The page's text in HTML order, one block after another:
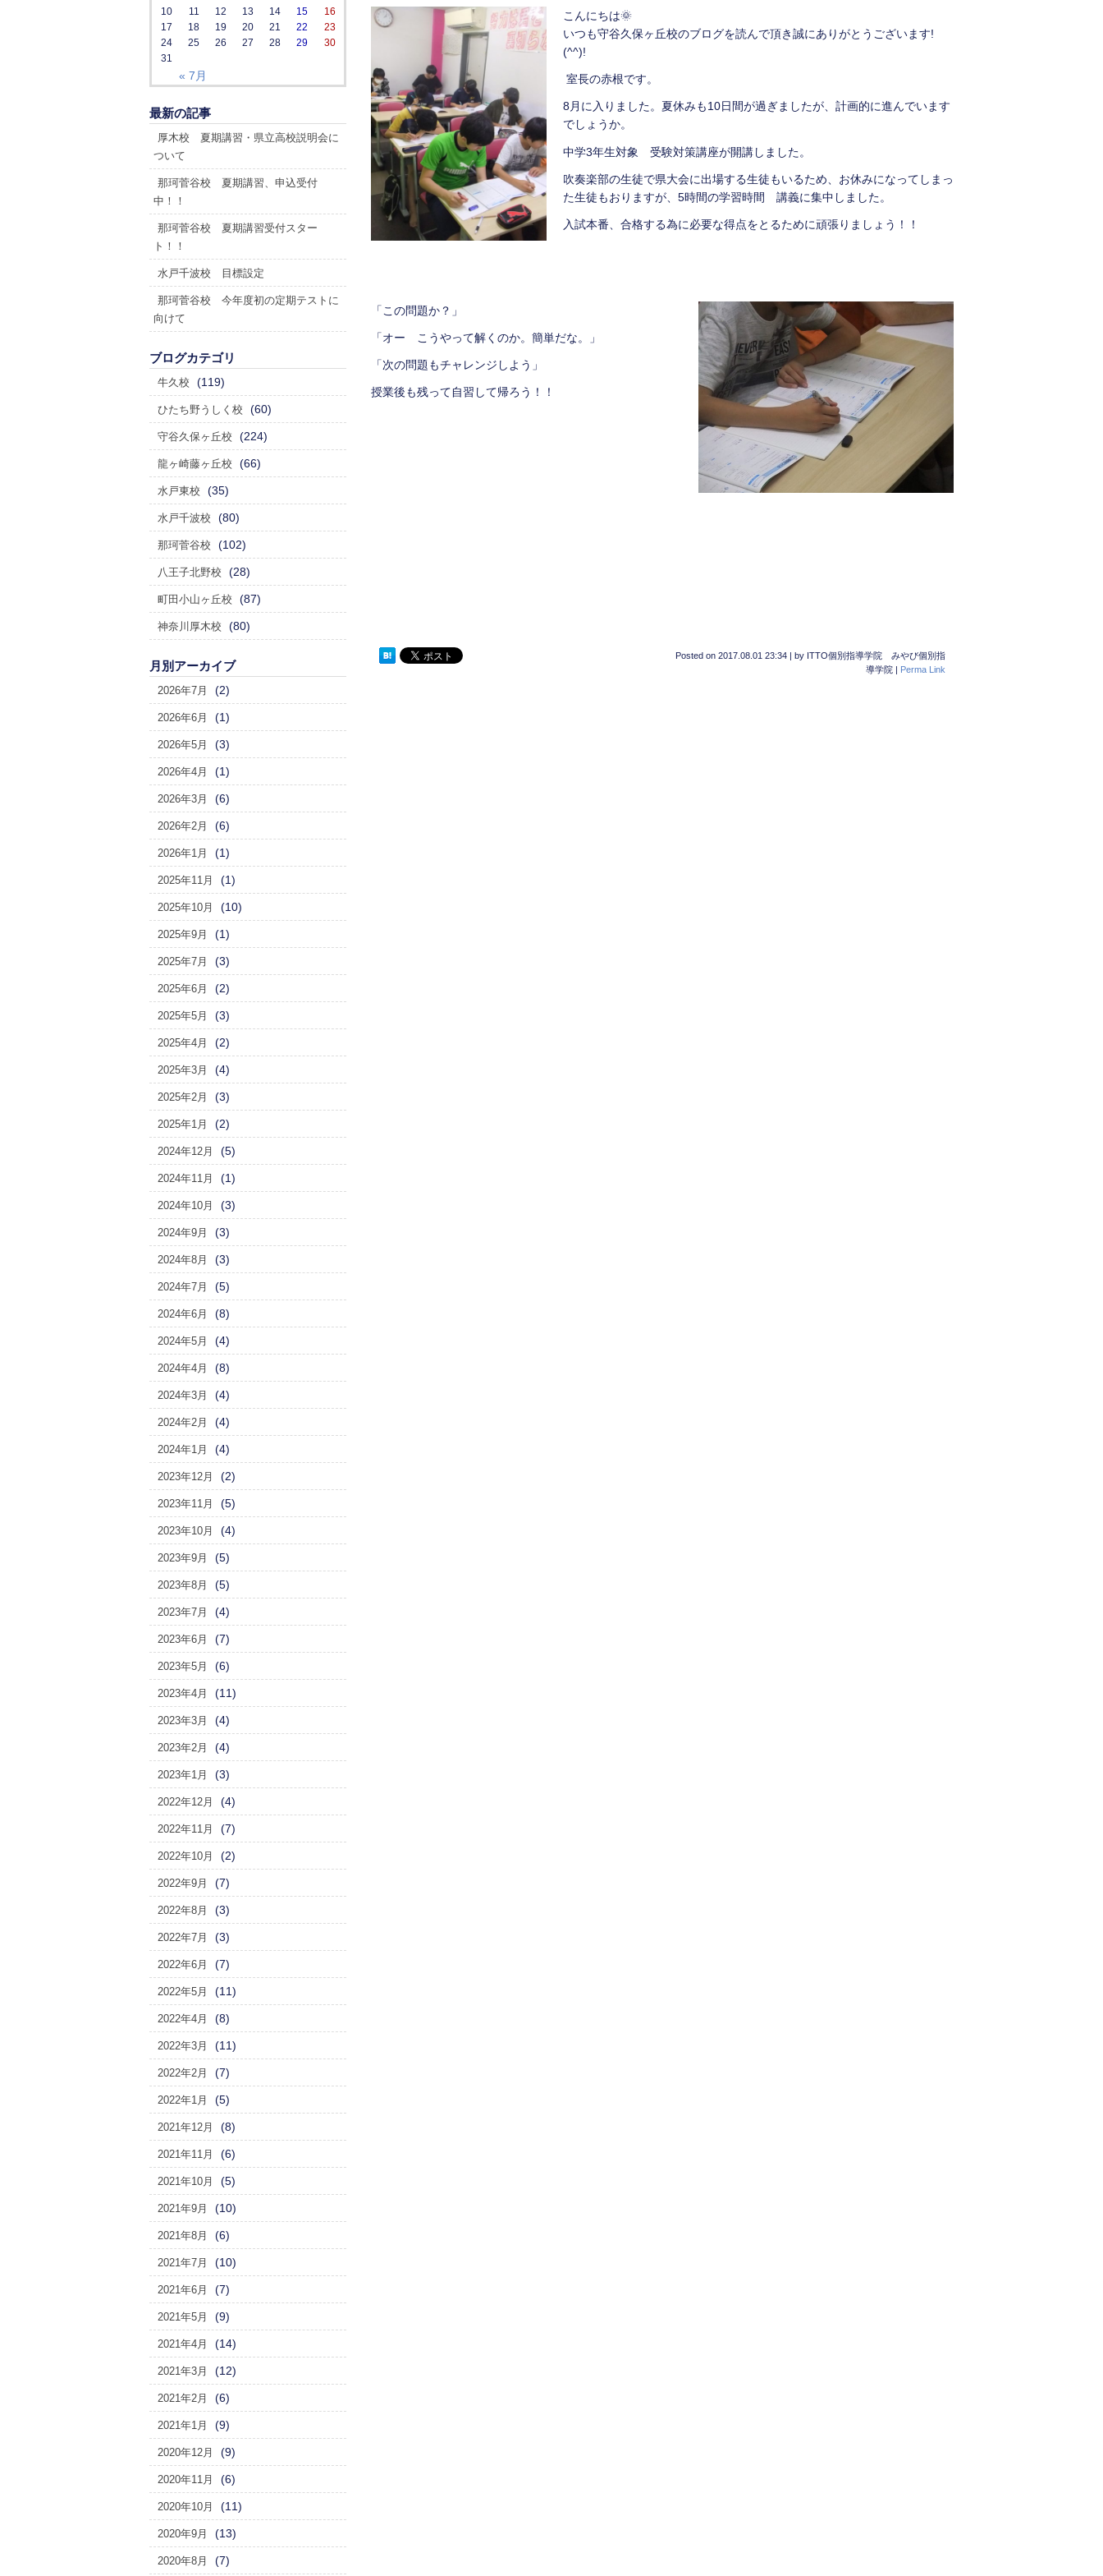
こんにちは🌞
いつも守谷久保ヶ丘校のブログを読んで頂き誠にありがとうございます!
(^^)!
室長の赤根です。
8月に入りました。夏休みも10日間が過ぎましたが、計画的に進んでいます
でしょうか。
中学3年生対象 受験対策講座が開講しました。
吹奏楽部の生徒で県大会に出場する生徒もいるため、お休みになってしまっ
た生徒もおりますが、5時間の学習時間 講義に集中しました。
入試本番、合格する為に必要な得点をとるために頑張りましょう！！
「この問題か？」
「オー こうやって解くのか。簡単だな。」
「次の問題もチャレンジしよう」
授業後も残って自習して帰ろう！！
Posted on 2017.08.01 23:34 | by ITTO個別指導学院 みやび個別指
導学院 | Perma Link
« 7月
10
11 12 13 14 15
16
17
18 19 20 21 22
23
24
25 26 27 28 29
30
31
最新の記事
厚木校 夏期講習・県立高校説明会に
ついて
那珂菅谷校 夏期講習、申込受付
中！！
那珂菅谷校 夏期講習受付スター
ト！！
水戸千波校 目標設定
那珂菅谷校 今年度初の定期テストに
向けて
ブログカテゴリ
牛久校 (119)
ひたち野うしく校 (60)
守谷久保ヶ丘校 (224)
龍ヶ崎藤ヶ丘校 (66)
水戸東校 (35)
水戸千波校 (80)
那珂菅谷校 (102)
八王子北野校 (28)
町田小山ヶ丘校 (87)
神奈川厚木校 (80)
月別アーカイブ
2026年7月 (2)
2026年6月 (1)
2026年5月 (3)
2026年4月 (1)
2026年3月 (6)
2026年2月 (6)
2026年1月 (1)
2025年11月 (1)
2025年10月 (10)
2025年9月 (1)
2025年7月 (3)
2025年6月 (2)
2025年5月 (3)
2025年4月 (2)
2025年3月 (4)
2025年2月 (3)
2025年1月 (2)
2024年12月 (5)
2024年11月 (1)
2024年10月 (3)
2024年9月 (3)
2024年8月 (3)
2024年7月 (5)
2024年6月 (8)
2024年5月 (4)
2024年4月 (8)
2024年3月 (4)
2024年2月 (4)
2024年1月 (4)
2023年12月 (2)
2023年11月 (5)
2023年10月 (4)
2023年9月 (5)
2023年8月 (5)
2023年7月 (4)
2023年6月 (7)
2023年5月 (6)
2023年4月 (11)
2023年3月 (4)
2023年2月 (4)
2023年1月 (3)
2022年12月 (4)
2022年11月 (7)
2022年10月 (2)
2022年9月 (7)
2022年8月 (3)
2022年7月 (3)
2022年6月 (7)
2022年5月 (11)
2022年4月 (8)
2022年3月 (11)
2022年2月 (7)
2022年1月 (5)
2021年12月 (8)
2021年11月 (6)
2021年10月 (5)
2021年9月 (10)
2021年8月 (6)
2021年7月 (10)
2021年6月 (7)
2021年5月 (9)
2021年4月 (14)
2021年3月 (12)
2021年2月 (6)
2021年1月 (9)
2020年12月 (9)
2020年11月 (6)
2020年10月 (11)
2020年9月 (13)
2020年8月 (7)